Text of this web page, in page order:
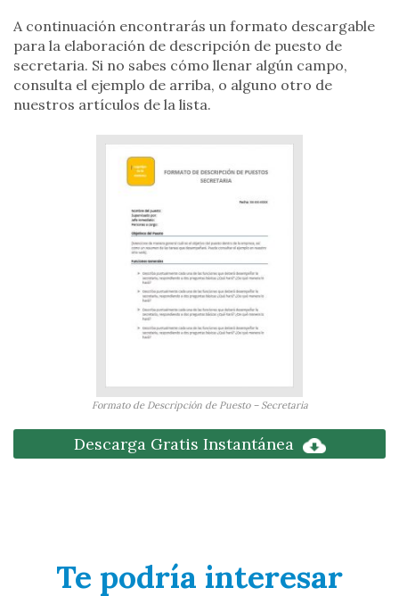
A continuación encontrarás un formato descargable
para la elaboración de descripción de puesto de
secretaria. Si no sabes cómo llenar algún campo,
consulta el ejemplo de arriba, o alguno otro de
nuestros artículos de la lista.
Formato de Descripción de Puesto – Secretaria
Descarga Gratis Instantánea
Te podría interesar